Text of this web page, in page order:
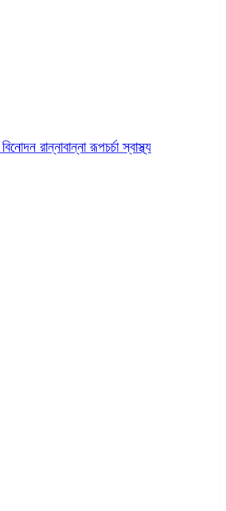
বিনোদন রান্নাবান্নারূপচর্চাস্বাস্থ্য